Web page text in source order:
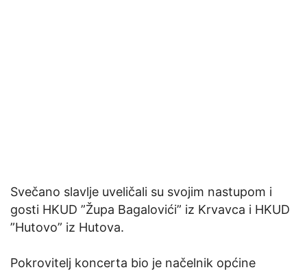
Svečano slavlje uveličali su svojim nastupom i
gosti HKUD ”Župa Bagalovići” iz Krvavca i HKUD
”Hutovo” iz Hutova.
Pokrovitelj koncerta bio je načelnik općine